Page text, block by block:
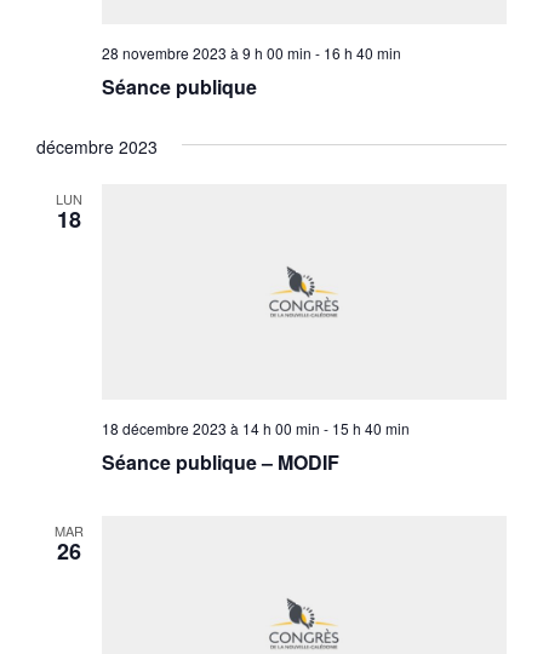
Séance publique
28 novembre 2023 à 9 h 00 min - 16 h 40 min
décembre 2023
LUN
18
Séance publique – MODIF
18 décembre 2023 à 14 h 00 min - 15 h 40 min
MAR
26